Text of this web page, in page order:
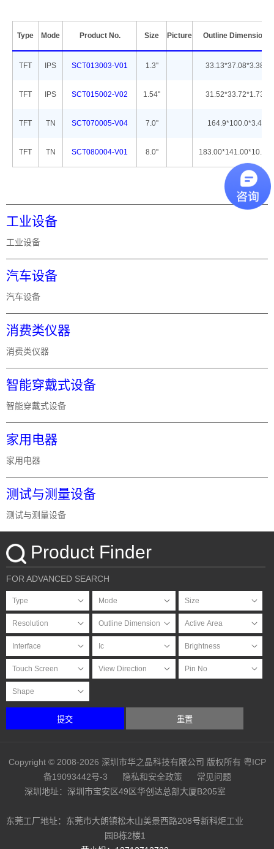
Type Mode Product No. Size Picture Outline Dimension
TFT IPS SCT013003-V01 1.3'' 33.13*37.08*3.38
TFT IPS SCT015002-V02 1.54'' 31.52*33.72*1.73
TFT TN SCT070005-V04 7.0'' 164.9*100.0*3.4
TFT TN SCT080004-V01 8.0'' 183.00*141.00*10.26
工业设备
工业设备
汽车设备
汽车设备
消费类仪器
消费类仪器
智能穿戴式设备
智能穿戴式设备
家用电器
家用电器
测试与测量设备
测试与测量设备
Product Finder
FOR ADVANCED SEARCH
提交 重置
Copyright © 2008-2026 深圳市华之晶科技有限公司 版权所有 粤ICP
备19093442号-3
隐私和安全政策
常见问题
深圳地址：深圳市宝安区49区华创达总部大厦B205室
东莞工厂地址：东莞市大朗镇松木山美景西路208号新科炬工业
园B栋2楼1